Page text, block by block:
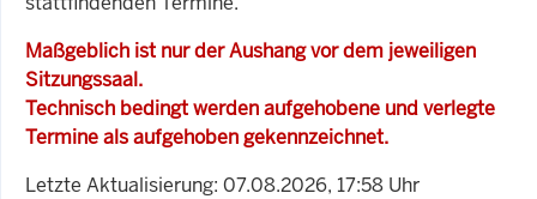
Maßgeblich ist nur der Aushang vor dem jeweiligen
Sitzungssaal.
Technisch bedingt werden aufgehobene und verlegte
Termine als aufgehoben gekennzeichnet.
Letzte Aktualisierung: 07.08.2026, 17:58 Uhr